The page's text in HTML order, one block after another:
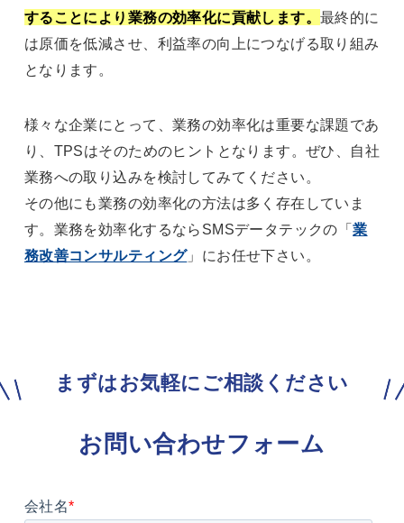
することにより業務の効率化に貢献します。 最終的に
は原価を低減させ、利益率の向上につなげる取り組み
となります。
様々な企業にとって、業務の効率化は重要な課題であ
り、TPSはそのためのヒントとなります。ぜひ、自社
業務への取り込みを検討してみてください。
その他にも業務の効率化の方法は多く存在していま
す。業務を効率化するならSMSデータテックの「業
務改善コンサルティング」にお任せ下さい。
まずはお気軽にご相談ください
お問い合わせフォーム
会社名*